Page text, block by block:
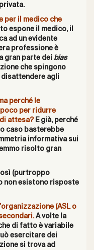
per il medico che
espone il medico, il
ad un evidente
professione è
gran parte dei bias
che spingono
disattendere agli
perché le
per ridurre
attesa?E già, perché
caso basterebbe
informativa sui
risolto gran
(purtroppo
non esistono risposte
(ASL o
A volte la
di fatto è variabile
esercitare dei
si trova ad